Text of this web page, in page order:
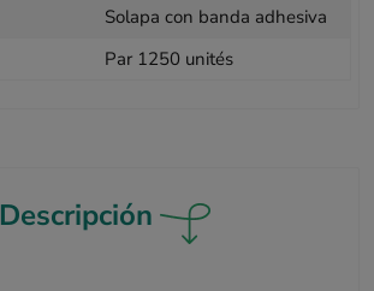
Solapa con banda adhesiva
Par 1250 unités
Descripción